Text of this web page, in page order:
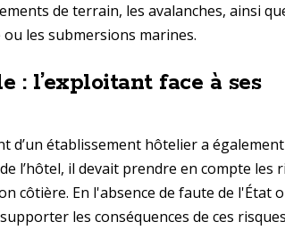
de terrain, les avalanches, ainsi
les submersions marines.
: l’exploitant face à ses
d’un établissement hôtelier a
l’hôtel, il devait prendre en compte les
côtière. En l'absence de faute de l'État
les conséquences de ces